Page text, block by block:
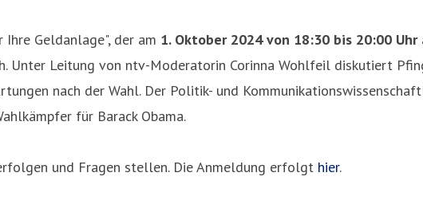
Geldanlage", der am 1. Oktober 2024 von 18:30 bis 20:00 Uhr
Unter Leitung von ntv-Moderatorin Corinna Wohlfeil diskutiert
nach der Wahl. Der Politik- und
für Barack Obama.
und Fragen stellen. Die Anmeldung erfolgt hier.